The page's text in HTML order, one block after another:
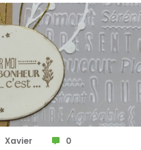
Xavier 0